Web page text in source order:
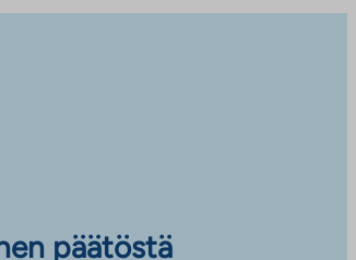
päätöstä